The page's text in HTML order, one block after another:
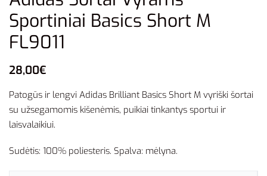
Sportiniai Basics Short M
FL9011
28,00€
Patogūs ir lengvi Adidas Brilliant Basics Short M vyriški šortai
su užsegamomis kišenėmis, puikiai tinkantys sportui ir
laisvalaikiui.
Sudėtis: 100% poliesteris. Spalva: mėlyna.